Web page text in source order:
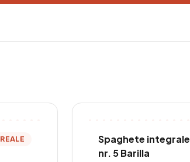
Spaghete integrale
nr. 5 Barilla